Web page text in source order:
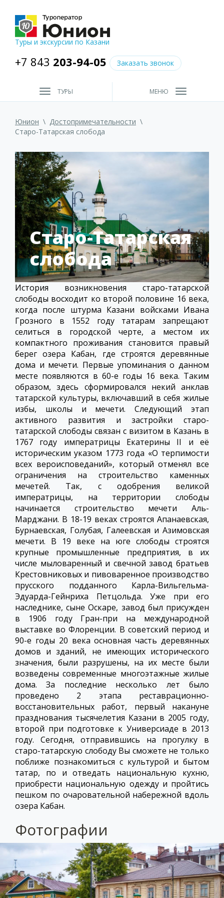
Туры и экскурсии по Казани
+7 843 203-94-05 Заказать звонок
ТУРЫ МЕНЮ
Юнион \ Достопримечательности \
Старо-Татарская слобода
Старо-Татарская
слобода
История возникновения старо-татарской
слободы восходит ко второй половине 16 века,
когда после штурма Казани войсками Ивана
Грозного в 1552 году татарам запрещают
селиться в городской черте, а местом их
компактного проживания становится правый
берег озера Кабан, где строятся деревянные
дома и мечети. Первые упоминания о данном
месте появляются в 60-е годы 16 века. Таким
образом, здесь сформировался некий анклав
татарской культуры, включавший в себя жилые
избы, школы и мечети. Следующий этап
активного развития и застройки старо-
татарской слободы связан с визитом в Казань в
1767 году императрицы Екатерины II и её
историческим указом 1773 года «О терпимости
всех вероисповеданий», который отменял все
ограничения на строительство каменных
мечетей. Так, с одобрения великой
императрицы, на территории слободы
начинается строительство мечети Аль-
Марджани. В 18-19 веках строятся Апанаевская,
Бурнаевская, Голубая, Галеевская и Азимовская
мечети. В 19 веке на юге слободы строятся
крупные промышленные предприятия, в их
числе мыловаренный и свечной завод братьев
Крестовниковых и пивоваренное производство
прусского подданного Карла-Вильгельма-
Эдуарда-Гейнриха Петцольда. Уже при его
наследнике, сыне Оскаре, завод был присужден
в 1906 году Гран-при на международной
выставке во Флоренции. В советский период и
90-е годы 20 века основная часть деревянных
домов и зданий, не имеющих исторического
значения, были разрушены, на их месте были
возведены современные многоэтажные жилые
дома. За последние несколько лет было
проведено 2 этапа реставрационно-
восстановительных работ, первый накануне
празднования тысячелетия Казани в 2005 году,
второй при подготовке к Универсиаде в 2013
году. Сегодня, отправившись на прогулку в
старо-татарскую слободу Вы сможете не только
поближе познакомиться с культурой и бытом
татар, по и отведать национальную кухню,
приобрести национальную одежду и пройтись
пешком по очаровательной набережной вдоль
озера Кабан.
Фотографии